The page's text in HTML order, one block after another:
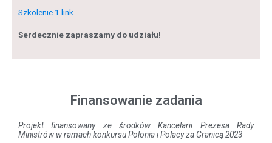
Szkolenie 1 link
Serdecznie zapraszamy do udziału!
Finansowanie zadania
Projekt finansowany ze środków Kancelarii Prezesa Rady
Ministrów w ramach konkursu Polonia i Polacy za Granicą 2023